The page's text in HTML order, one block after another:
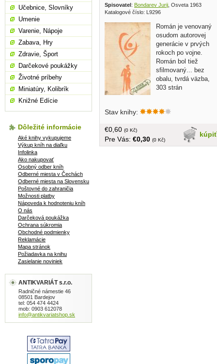
Spisovatel: Bondarev Jurij , Osveta 1963
Katalogové číslo: L9296
Román je venovaný
osudom autorovej
generácie v prvých
rokoch po vojne.
Román bol tiež
sfilmovaný... bez
obalu, tvrdá väzba,
303 strán
Stav knihy:
kúpiť
€0,60 (0 Kč)
Pre Vás: €0,30 (0 Kč)
Učebnice, Slovníky
Umenie
Varenie, Nápoje
Zabava, Hry
Zdravie, Šport
Darčekové poukážky
Životné príbehy
Miniatúry, Kolibrík
Knižné Edície
Dôležité informácie
Aké knihy vykupujeme
Výkup kníh na diaľku
Infolinka
Ako nakupovať
Osobný odber kníh
Odberné miesta v Čechách
Odberné miesta na Slovensku
Poštovné do zahraničia
Možnosti platby
Nápoveda k hodnoteniu kníh
O nás
Darčeková poukážka
Ochrana súkromia
Obchodné podmienky
Reklamácie
Mapa stránok
Požiadavka na knihu
Zasielanie noviniek
ANTIKVARIÁT s.r.o.
Radničné námestie 46
08501 Bardejov
tel: 054 474 4424
mob: 0903 612078
info@antikvariatshop.sk